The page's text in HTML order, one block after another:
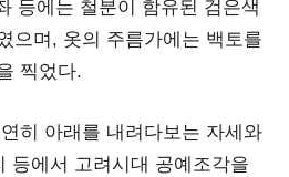
등에는 철분이 함유된 검은색
으며, 옷의 주름가에는 백토를
찍었다.
히 아래를 내려다보는 자세와
등에서 고려시대 공예조각을